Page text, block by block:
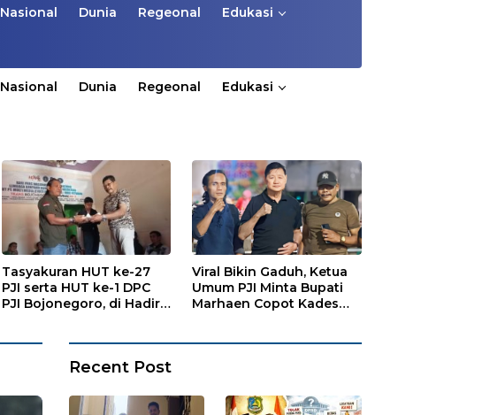
Nasional Dunia Regeonal Edukasi
Nasional Dunia Regeonal Edukasi
Tasyakuran HUT ke-27
PJI serta HUT ke-1 DPC
PJI Bojonegoro, di Hadiri
Viral Bikin Gaduh, Ketua
Umum PJI Minta Bupati
Marhaen Copot Kades
Recent Post